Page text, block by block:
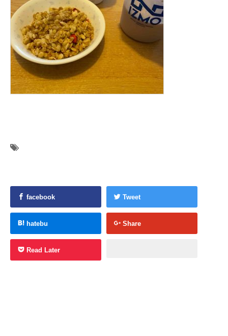
facebook Tweet
hatebu Share
Read Later